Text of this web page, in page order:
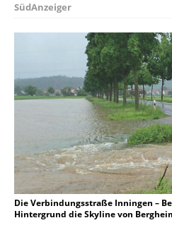
SüdAnzeiger
Die Verbindungsstraße Inningen –
Hintergrund die Skyline von